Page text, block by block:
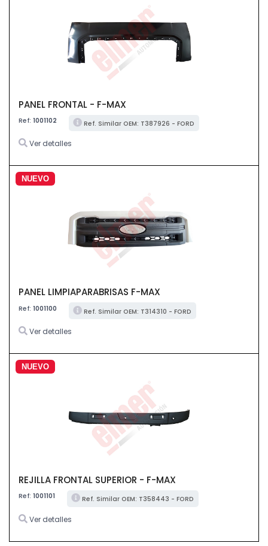
PANEL FRONTAL - F-MAX
Ref: 1001102 Ref. Similar OEM: T387926 - FORD
Ver detalles
NUEVO
PANEL LIMPIAPARABRISAS F-MAX
Ref: 1001100 Ref. Similar OEM: T314310 - FORD
Ver detalles
NUEVO
REJILLA FRONTAL SUPERIOR - F-MAX
Ref: 1001101 Ref. Similar OEM: T358443 - FORD
Ver detalles